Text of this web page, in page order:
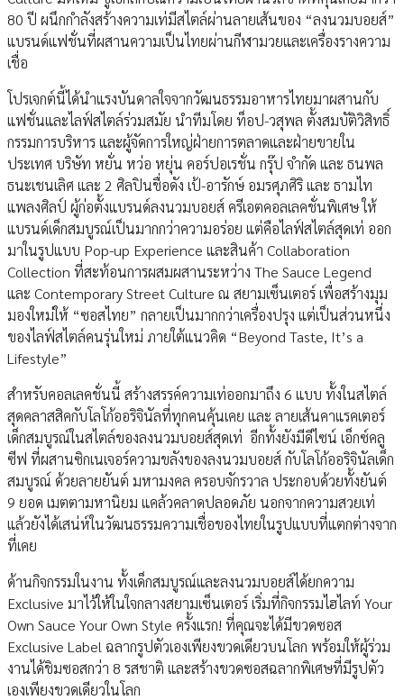
80 ปี ผนึกกำลังสร้างความเท่มีสไตล์ผ่านลายเส้นของ “ลงนวมบอยส์”
แบรนด์แฟชั่นที่ผสานความเป็นไทยผ่านกีฬามวยและเครื่องรางความ
เชื่อ
โปรเจกต์นี้ได้นำแรงบันดาลใจจากวัฒนธรรมอาหารไทยมาผสานกับ
แฟชั่นและไลฟ์สไตล์ร่วมสมัย นำทีมโดย ท็อป-วสุพล ตั้งสมบัติวิสิทธิ์
กรรมการบริหาร และผู้จัดการใหญ่ฝ่ายการตลาดและฝ่ายขายใน
ประเทศ บริษัท หยั่น หว่อ หยุ่น คอร์ปอเรชั่น กรุ๊ป จำกัด และ ธนพล
ธนะเชนเลิศ และ 2 ศิลปินชื่อดัง เป้-อารักษ์ อมรศุภศิริ และ ธามไท
แพลงศิลป์ ผู้ก่อตั้งแบรนด์ลงนวมบอยส์ ครีเอตคอลเลคชั่นพิเศษ ให้
แบรนด์เด็กสมบูรณ์เป็นมากกว่าความอร่อย แต่คือไลฟ์สไตล์สุดเท่ ออก
มาในรูปแบบ Pop-up Experience และสินค้า Collaboration
Collection ที่สะท้อนการผสมผสานระหว่าง The Sauce Legend
และ Contemporary Street Culture ณ สยามเซ็นเตอร์ เพื่อสร้างมุม
มองใหม่ให้ “ซอสไทย” กลายเป็นมากกว่าเครื่องปรุง แต่เป็นส่วนหนึ่ง
ของไลฟ์สไตล์คนรุ่นใหม่ ภายใต้แนวคิด “Beyond Taste, It’s a
Lifestyle”
สำหรับคอลเลคชั่นนี้ สร้างสรรค์ความเท่ออกมาถึง 6 แบบ ทั้งในสไตล์
สุดคลาสสิคกับโลโก้ออริจินัลที่ทุกคนคุ้นเคย และ ลายเส้นคาแรคเตอร์
เด็กสมบูรณ์ในสไตล์ของลงนวมบอยส์สุดเท่ อีกทั้งยังมีดีไซน์ เอ็กซ์คลู
ซีฟ ที่ผสานซิกเนเจอร์ความขลังของลงนวมบอยส์ กับโลโก้ออริจินัลเด็ก
สมบูรณ์ ด้วยลายยันต์ มหามงคล ครอบจักรวาล ประกอบด้วยทั้งยันต์
9 ยอด เมตตามหานิยม แคล้วคลาดปลอดภัย นอกจากความสวยเท่
แล้วยังได้เสน่ห์ในวัฒนธรรมความเชื่อของไทยในรูปแบบที่แตกต่างจาก
ที่เคย
ด้านกิจกรรมในงาน ทั้งเด็กสมบูรณ์และลงนวมบอยส์ได้ยกความ
Exclusive มาไว้ให้ในใจกลางสยามเซ็นเตอร์ เริ่มที่กิจกรรมไฮไลท์ Your
Own Sauce Your Own Style ครั้งแรก! ที่คุณจะได้มีขวดซอส
Exclusive Label ฉลากรูปตัวเองเพียงขวดเดียวบนโลก พร้อมให้ผู้ร่วม
งานได้ชิมซอสกว่า 8 รสชาติ และสร้างขวดซอสฉลากพิเศษที่มีรูปตัว
เองเพียงขวดเดียวในโลก